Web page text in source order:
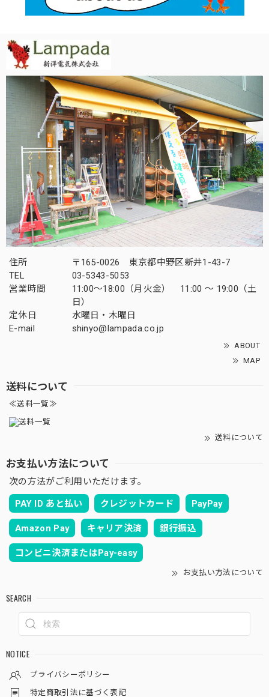
住所
〒165-0026 東京都中野区新井1-43-7
TEL
03-5343-5053
営業時間
11:00～18:00（月火金） 11:00 ～ 19:00（土
日）
定休日
水曜日・木曜日
E-mail
shinyo@lampada.co.jp
ABOUT
MAP
送料について
≪送料一覧≫
送料について
お支払い方法について
次の方法がご利用いただけます。
PAY ID あと払い クレジットカード PayPay
Amazon Pay キャリア決済 銀行振込
コンビニ決済またはPay-easy
お支払い方法について
SEARCH
NOTICE
プライバシーポリシー
特定商取引法に基づく表記